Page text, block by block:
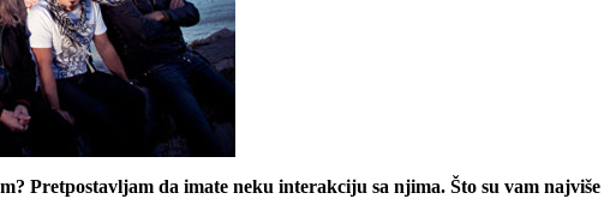
Pretpostavljam da imate neku interakciju sa njima. Što su vam